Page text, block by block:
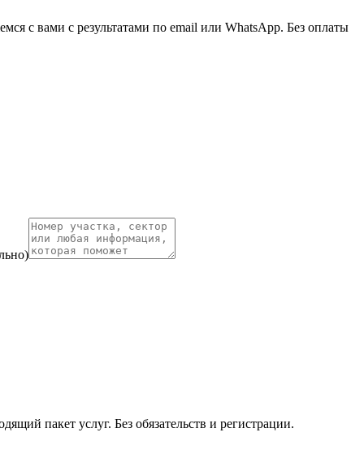
с вами с результатами по email или WhatsApp. Без оплаты
пакет услуг. Без обязательств и регистрации.